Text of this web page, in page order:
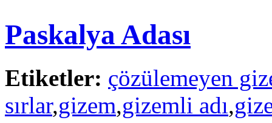
Paskalya Adası
Etiketler: çözülemeyen
sırlar,gizem,gizemli adı,